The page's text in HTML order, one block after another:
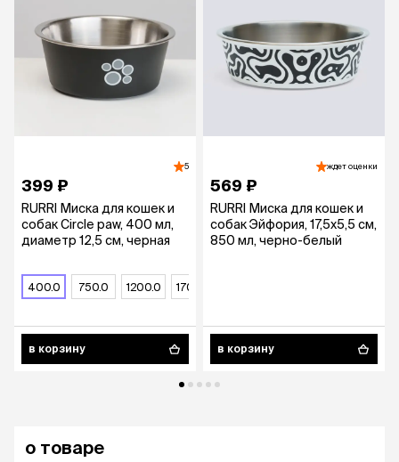
5
399 ₽
RURRI Миска для кошек и
собак Circle paw, 400 мл,
диаметр 12,5 см, черная
400.0 750.0 1200.0 1700.0
в корзину
ждет оценки
569 ₽
RURRI Миска для кошек и
собак Эйфория, 17,5х5,5 см,
850 мл, черно-белый
в корзину
о товаре